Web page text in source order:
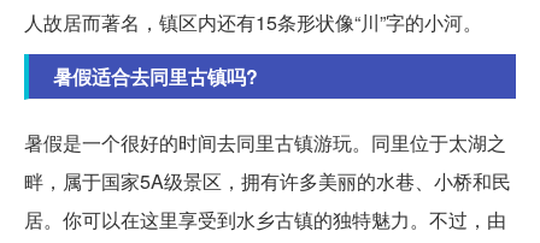
人故居而著名，镇区内还有15条形状像“川”字的小河。
暑假适合去同里古镇吗?
暑假是一个很好的时间去同里古镇游玩。同里位于太湖之
畔，属于国家5A级景区，拥有许多美丽的水巷、小桥和民
居。你可以在这里享受到水乡古镇的独特魅力。不过，由